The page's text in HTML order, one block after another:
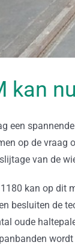
kan
een
op de vraag
van de
kan op dit
besluiten de
oude